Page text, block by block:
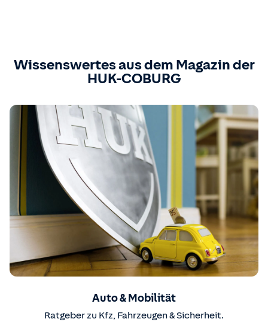
Wissenswertes aus dem Magazin der
HUK-COBURG
Auto & Mobilität
Ratgeber zu Kfz, Fahrzeugen & Sicherheit.